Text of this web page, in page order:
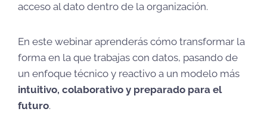
acceso al dato dentro de la organización.
En este webinar aprenderás cómo transformar la
forma en la que trabajas con datos, pasando de
un enfoque técnico y reactivo a un modelo más
intuitivo, colaborativo y preparado para el
futuro.